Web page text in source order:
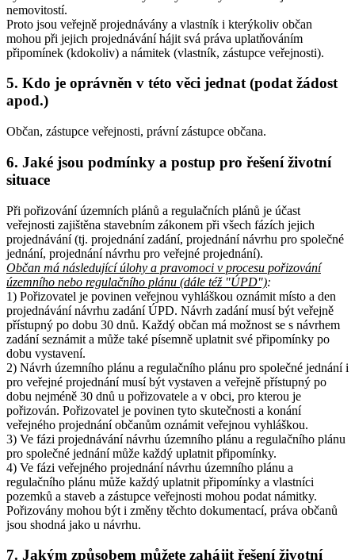
nemovitostí.
Proto jsou veřejně projednávány a vlastník i kterýkoliv občan
mohou při jejich projednávání hájit svá práva uplatňováním
připomínek (kdokoliv) a námitek (vlastník, zástupce veřejnosti).
5. Kdo je oprávněn v této věci jednat (podat žádost
apod.)
Občan, zástupce veřejnosti, právní zástupce občana.
6. Jaké jsou podmínky a postup pro řešení životní
situace
Při pořizování územních plánů a regulačních plánů je účast
veřejnosti zajištěna stavebním zákonem při všech fázích jejich
projednávání (tj. projednání zadání, projednání návrhu pro společné
jednání, projednání návrhu pro veřejné projednání).
Občan má následující úlohy a pravomoci v procesu pořizování
územního nebo regulačního plánu (dále též "ÚPD"):
1) Pořizovatel je povinen veřejnou vyhláškou oznámit místo a den
projednávání návrhu zadání ÚPD. Návrh zadání musí být veřejně
přístupný po dobu 30 dnů. Každý občan má možnost se s návrhem
zadání seznámit a může také písemně uplatnit své připomínky po
dobu vystavení.
2) Návrh územního plánu a regulačního plánu pro společné jednání i
pro veřejné projednání musí být vystaven a veřejně přístupný po
dobu nejméně 30 dnů u pořizovatele a v obci, pro kterou je
pořizován. Pořizovatel je povinen tyto skutečnosti a konání
veřejného projednání občanům oznámit veřejnou vyhláškou.
3) Ve fázi projednávání návrhu územního plánu a regulačního plánu
pro společné jednání může každý uplatnit připomínky.
4) Ve fázi veřejného projednání návrhu územního plánu a
regulačního plánu může každý uplatnit připomínky a vlastníci
pozemků a staveb a zástupce veřejnosti mohou podat námitky.
Pořizovány mohou být i změny těchto dokumentací, práva občanů
jsou shodná jako u návrhu.
7. Jakým způsobem můžete zahájit řešení životní